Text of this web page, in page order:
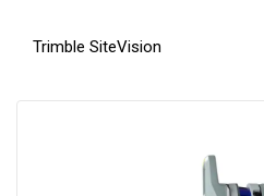
Trimble SiteVision